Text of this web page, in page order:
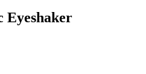
Eyeshaker